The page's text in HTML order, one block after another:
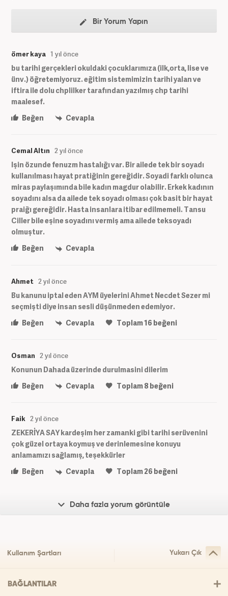
Bir Yorum Yapın
ömer kaya 1 yıl önce
bu tarihi gerçekleri okuldaki çocuklarımıza (ilk,orta, lise ve
ünv.) öğretemiyoruz. eğitim sistemimizin tarihi yalan ve
iftira ile dolu chplilker tarafından yazılmış chp tarihi
maalesef.
Beğen
Cevapla
Cemal Altın 2 yıl önce
Işin özunde fenuzm hastalığı var. Bir ailede tek bir soyadı
kullanılması hayat pratiğinin gereğidir. Soyadi farklı olunca
miras paylaşımında bile kadın magdur olabilir. Erkek kadının
soyadını alsa da ailede tek soyadı olması çok basit bir hayat
praiğı gereğidir. Hasta insanlara itibar edilmemeli. Tansu
Ciller bile eşine soyadını vermiş ama ailede teksoyadı
olmuştur.
Beğen
Cevapla
Ahmet 2 yıl önce
Bu kanunu iptal eden AYM üyelerini Ahmet Necdet Sezer mi
seçmişti diye insan sesli düşünmeden edemiyor.
Beğen
Cevapla Toplam16 beğeni
Osman 2 yıl önce
Konunun Dahada üzerinde durulmasini dilerim
Beğen
Cevapla Toplam8beğeni
Faik 2 yıl önce
ZEKERİYA SAY kardeşim her zamanki gibi tarihi serüvenini
çok güzel ortaya koymuş ve derinlemesine konuyu
anlamamızı sağlamış, teşekkürler
Beğen
Cevapla Toplam26 beğeni
Daha fazla yorum görüntüle
Kullanım Şartları Yukarı Çık
BAĞLANTILAR